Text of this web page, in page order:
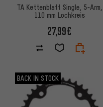
TA Kettenblatt Single, 5-Arm,
110 mm Lochkreis
27,99€
BACK IN STOCK